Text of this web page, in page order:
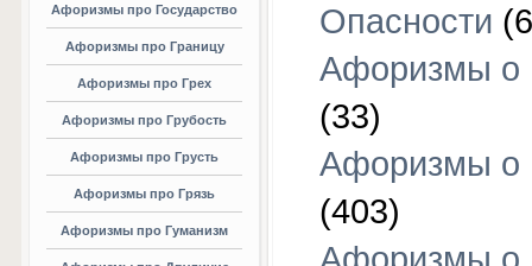
Афоризмы про Государство
Афоризмы про Границу
Афоризмы про Грех
Афоризмы про Грубость
Афоризмы про Грусть
Афоризмы про Грязь
Афоризмы про Гуманизм
Опасности
Афоризмы о
(33)
Афоризмы
(403)